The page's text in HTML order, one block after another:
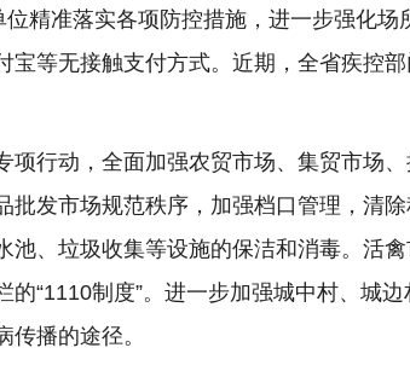
精准落实各项防控措施，进一步强化场
等无接触支付方式。近期，全省疾控
行动，全面加强农贸市场、集贸市场
发市场规范秩序，加强档口管理，清
、垃圾收集等设施的保洁和消毒。活
“1110制度”。进一步加强城中村、城
播的途径。